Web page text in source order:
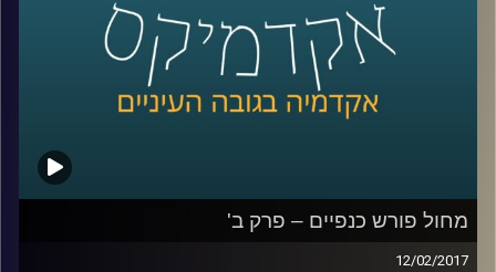
לצרכים המיידיים של התושבים.
AudioVersity
מחול פורש כנפיים – פרק ב'
12/02/2017